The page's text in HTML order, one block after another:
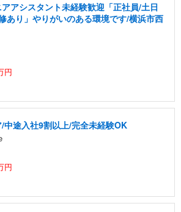
アシスタント未経験歓迎「正社員/土日
あり」やりがいのある環境です/横浜市西
円
中途入社9割以上/完全未経験OK
円